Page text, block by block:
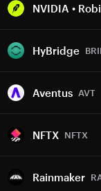
NVIDIA •
HyBridge
Aventus AVT
NFTX NFTX
Rainmaker